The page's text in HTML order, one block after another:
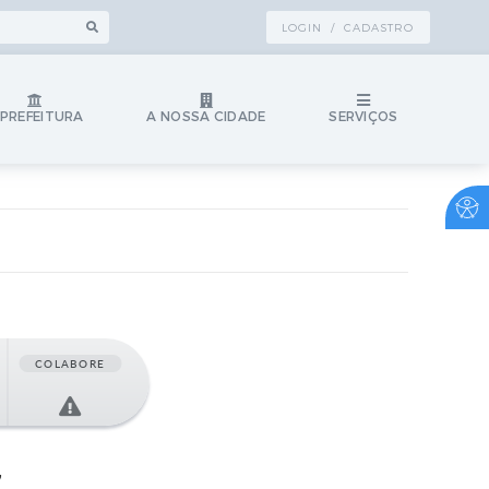
LOGIN / CADASTRO
A NOSSA CIDADE SERVIÇOS
COLABORE